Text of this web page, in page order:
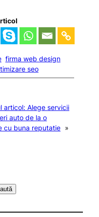
firma web design
seo
articol:Alege servicii
auto de la o
cu buna reputatie »